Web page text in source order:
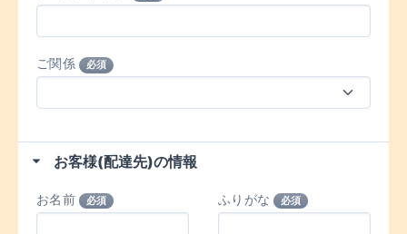
ご関係 必須
お客様(配達先)の情報
お名前 必須 ふりがな 必須